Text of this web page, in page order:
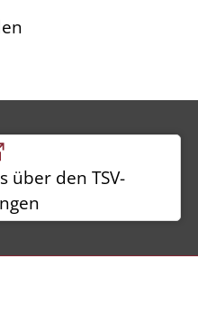
über den TSV-